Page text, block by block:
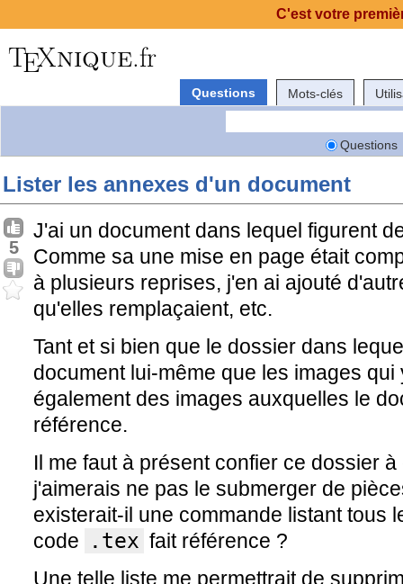
Questions Mots-clés
Questions
Lister les annexes d'un document
5
J'ai un document dans lequel figurent
Comme sa une mise en page était
à plusieurs reprises, j'en ai ajouté
qu'elles remplaçaient, etc.
Tant et si bien que le dossier dans
document lui-même que les images
également des images auxquelles le
référence.
Il me faut à présent confier ce dossier
j'aimerais ne pas le submerger de
existerait-il une commande listant tous
code
.tex fait référence ?
Une telle liste me permettrait de
C'est votre